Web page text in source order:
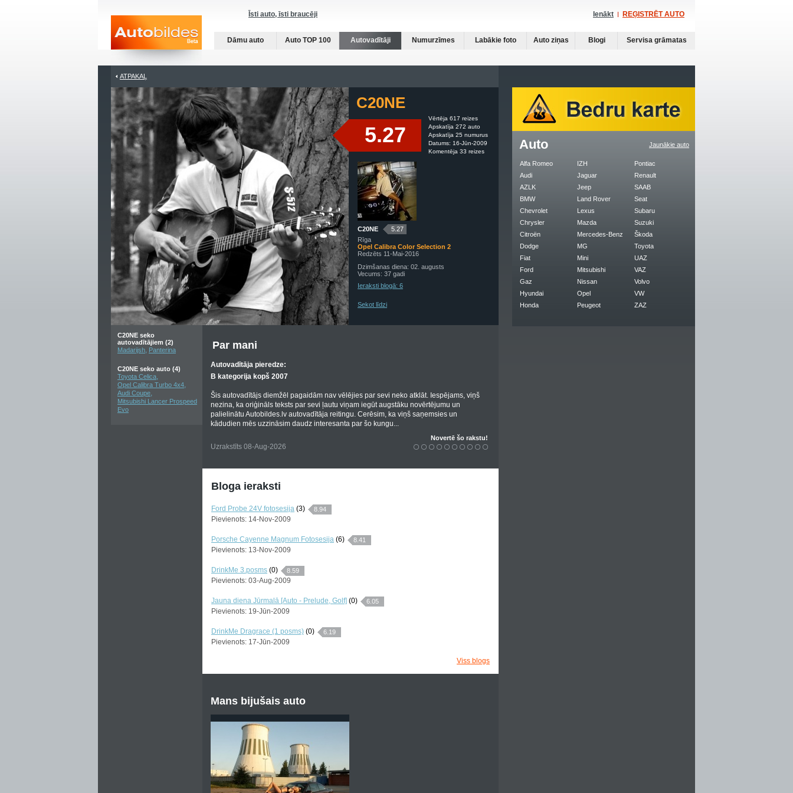
Īsti auto, īsti braucēji Ienākt REĢISTRĒT AUTO
Dāmu auto Auto TOP 100 Autovadītāji Numurzīmes Labākie foto Auto ziņas Blogi Servisa grāmatas
ATPAKAĻ
C20NE
5.27
Vērtēja 617 reizes
Apskatīja 272 auto
Apskatīja 25 numurus
Datums: 16-Jūn-2009
Komentēja 33 reizes
C20NE
5.27
Rīga
Opel Calibra Color Selection 2
Redzēts 11-Mai-2016
Dzimšanas diena: 02. augusts
Vecums: 37 gadi
Ieraksti blogā: 6
Sekot līdzi
C20NE seko
autovadītājiem (2)
Madarijsh, Panterina
C20NE seko auto (4)
Toyota Celica,
Opel Calibra Turbo 4x4,
Audi Coupe,
Mitsubishi Lancer Prospeed
Evo
Par mani
Autovadītāja pieredze:
B kategorija kopš 2007
Šis autovadītājs diemžēl pagaidām nav vēlējies par sevi neko atklāt. Iespējams, viņš
nezina, ka oriģināls teksts par sevi ļautu viņam iegūt augstāku novērtējumu un
palielinātu Autobildes.lv autovadītāja reitingu. Cerēsim, ka viņš saņemsies un
kādudien mēs uzzināsim daudz interesanta par šo kungu...
Novertē šo rakstu!
Uzrakstīts 08-Aug-2026
Bloga ieraksti
Ford Probe 24V fotosesija (3) 8.94
Pievienots: 14-Nov-2009
Porsche Cayenne Magnum Fotosesija (6) 8.41
Pievienots: 13-Nov-2009
DrinkMe 3.posms (0) 8.59
Pievienots: 03-Aug-2009
Jauna diena Jūrmalā [Auto - Prelude, Golf] (0) 6.05
Pievienots: 19-Jūn-2009
DrinkMe Dragrace (1 posms) (0) 6.19
Pievienots: 17-Jūn-2009
Viss blogs
Mans bijušais auto
Jaunākie auto
Auto
Alfa Romeo
Audi
AZLK
BMW
Chevrolet
Chrysler
Citroën
Dodge
Fiat
Ford
Gaz
Hyundai
Honda
IZH
Jaguar
Jeep
Land Rover
Lexus
Mazda
Mercedes-Benz
MG
Mini
Mitsubishi
Nissan
Opel
Peugeot
Pontiac
Renault
SAAB
Seat
Subaru
Suzuki
Škoda
Toyota
UAZ
VAZ
Volvo
VW
ZAZ